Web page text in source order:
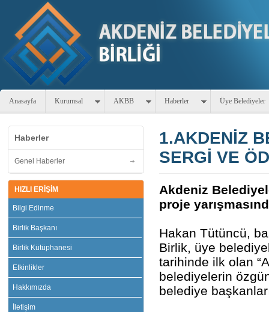
Anasayfa Kurumsal AKBB Haberler Üye Belediyeler
Haberler
Genel Haberler
HIZLI ERİŞİM
Bilgi Edinme
Birlik Başkanı
Birlik Kütüphanesi
Etkinlikler
Hakkımızda
İletişim
1.AKDENİZ
SERGİ VE
Akdeniz
proje
Hakan Tütüncü,
Birlik, üye
tarihinde ilk olan
belediyelerin
belediye